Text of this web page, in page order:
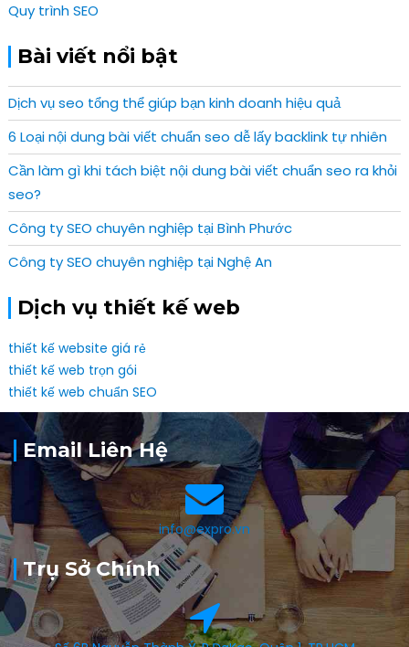
Quy trình SEO
Bài viết nổi bật
Dịch vụ seo tổng thể giúp bạn kinh doanh hiệu quả
6 Loại nội dung bài viết chuẩn seo dễ lấy backlink tự nhiên
Cần làm gì khi tách biệt nội dung bài viết chuẩn seo ra khỏi
seo?
Công ty SEO chuyên nghiệp tại Bình Phước
Công ty SEO chuyên nghiệp tại Nghệ An
Dịch vụ thiết kế web
thiết kế website giá rẻ
thiết kế web trọn gói
thiết kế web chuẩn SEO
Email Liên Hệ
info@expro.vn
Trụ Sở Chính